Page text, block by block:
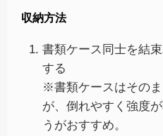
収納方法
書類ケース同士を結
する
※書類ケースはその
が、倒れやすく強度
うがおすすめ。